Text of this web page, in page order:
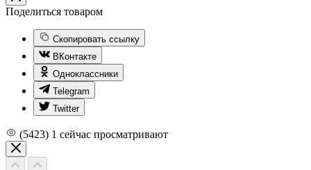
Поделиться товаром
Скопировать ссылку
ВКонтакте
Одноклассники
Telegram
Twitter
(5423) 1 сейчас просматривают